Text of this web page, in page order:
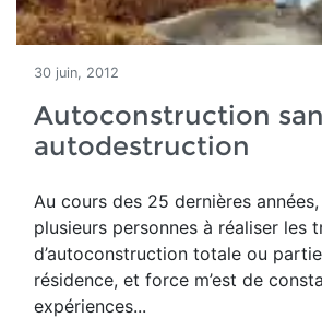
30 juin, 2012
Autoconstruction
autodestruction
Au cours des 25 dernières années,
plusieurs personnes à réaliser les
d’autoconstruction totale ou
résidence, et force m’est de
expériences...